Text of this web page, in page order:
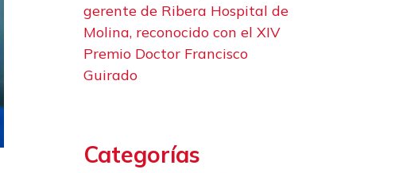
gerente de Ribera Hospital de
Molina, reconocido con el XIV
Premio Doctor Francisco
Guirado
Categorías